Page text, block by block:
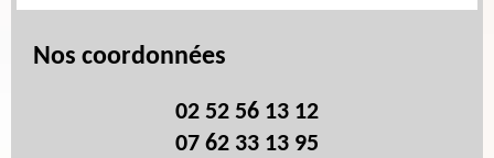
Nos coordonnées
02 52 56 13 12
07 62 33 13 95